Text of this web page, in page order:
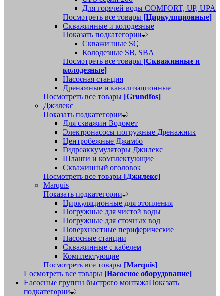
Для горячей воды COMFORT, UP, UPA
Посмотреть все товары [Циркуляционные]
Скважинные и колодезные
Показать подкатегории
Скважинные SQ
Колодезные SB, SBA
Посмотреть все товары [Скважинные и
колодезные]
Насосная станция
Дренажные и канализационные
Посмотреть все товары [Grundfos]
Джилекс
Показать подкатегории
Для скважин Водомет
Электронасосы погружные Дренажник
Центробежные Джамбо
Гидроаккумуляторы Джилекс
Шланги и комплектующие
Скважинный оголовок
Посмотреть все товары [Джилекс]
Marquis
Показать подкатегории
Циркуляционные для отопления
Погружные для чистой воды
Погружные для сточных вод
Поверхностные периферические
Насосные станции
Скважинные с кабелем
Комплектующие
Посмотреть все товары [Marquis]
Посмотреть все товары [Насосное оборудование]
Насосные группы быстрого монтажаПоказать
подкатегории